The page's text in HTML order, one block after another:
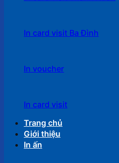
In card visit Ba Đình
In voucher
In card visit
Trang chủ
Giới thiệu
In ấn